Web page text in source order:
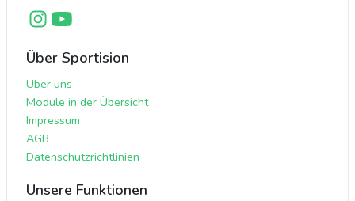
Über Sportision
Über uns
Module in der Übersicht
Impressum
AGB
Datenschutzrichtlinien
Unsere Funktionen